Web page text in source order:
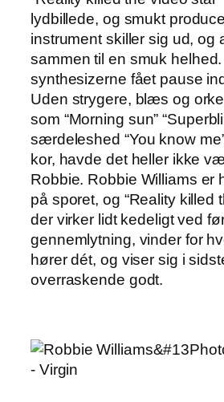
lydbillede, og smukt
instrument skiller sig ud, og
sammen til en smuk
synthesizerne fået pause
Uden strygere, blæs og
som “Morning sun”
særdeleshed “You know
kor, havde det heller ikke
Robbie. Robbie Williams er
på sporet, og “Reality killed
der virker lidt kedeligt ved
gennemlytning, vinder for
hører dét, og viser sig i
overraskende godt.